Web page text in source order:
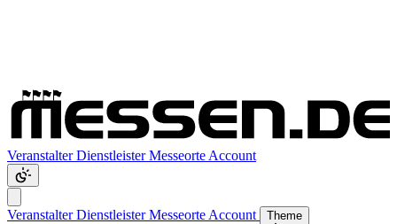
VeranstalterDienstleisterMesseorte Account
VeranstalterDienstleisterMesseorte Account Theme